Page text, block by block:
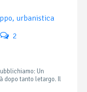
, urbanistica
2
Un
dopo tanto letargo. Il